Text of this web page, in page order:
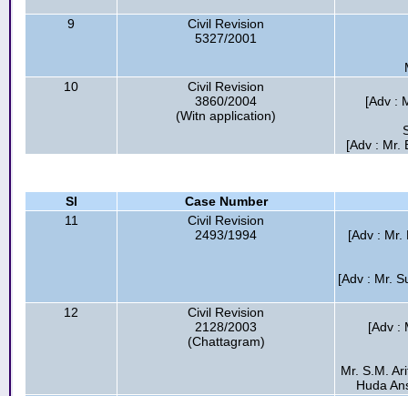
9
Civil Revision
5327/2001
10
Civil Revision
3860/2004
(Witn application)
[Adv :
[Adv : Mr.
Sl
Case Number
11
Civil Revision
2493/1994
[Adv : Mr.
[Adv : Mr.
12
Civil Revision
2128/2003
(Chattagram)
[Adv :
Mr. S.M.
Huda